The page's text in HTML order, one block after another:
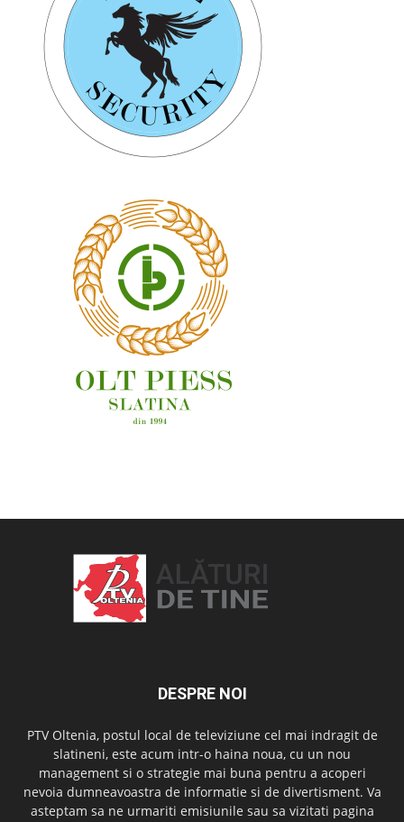
DESPRE NOI
PTV Oltenia, postul local de televiziune cel mai indragit de
slatineni, este acum intr-o haina noua, cu un nou
management si o strategie mai buna pentru a acoperi
nevoia dumneavoastra de informatie si de divertisment. Va
asteptam sa ne urmariti emisiunile sau sa vizitati pagina